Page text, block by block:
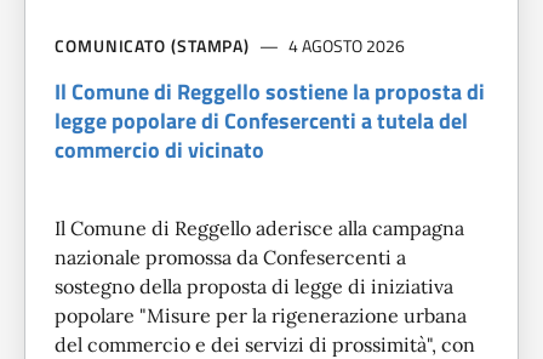
COMUNICATO (STAMPA) 4 AGOSTO 2026
Il Comune di Reggello sostiene la proposta di
legge popolare di Confesercenti a tutela del
commercio di vicinato
Il Comune di Reggello aderisce alla campagna
nazionale promossa da Confesercenti a
sostegno della proposta di legge di iniziativa
popolare "Misure per la rigenerazione urbana
del commercio e dei servizi di prossimità", con